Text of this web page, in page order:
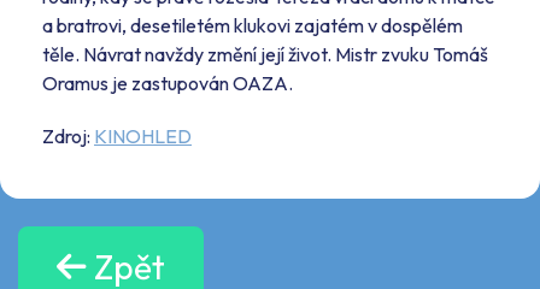
a bratrovi, desetiletém klukovi zajatém v dospělém
těle. Návrat navždy změní její život. Mistr zvuku Tomáš
Oramus je zastupován OAZA.
Zdroj: KINOHLED
Zpět